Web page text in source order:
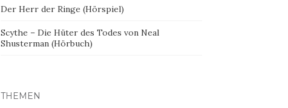
Der Herr der Ringe (Hörspiel)
Scythe – Die Hüter des Todes von Neal
Shusterman (Hörbuch)
THEMEN